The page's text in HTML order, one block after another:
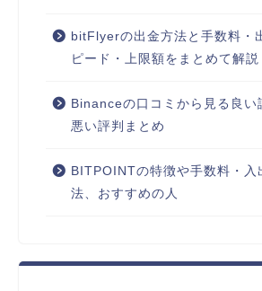
bitFlyerの出金方法と手数料・
ピード・上限額をまとめて解説
Binanceの口コミから見る良い
悪い評判まとめ
BITPOINTの特徴や手数料・入
法、おすすめの人